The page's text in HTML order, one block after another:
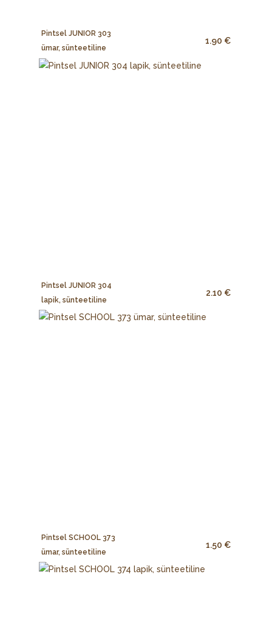
Pintsel JUNIOR 303
ümar, sünteetiline
1.90 €
Pintsel JUNIOR 304
lapik, sünteetiline
2.10 €
Pintsel SCHOOL 373
ümar, sünteetiline
1.50 €